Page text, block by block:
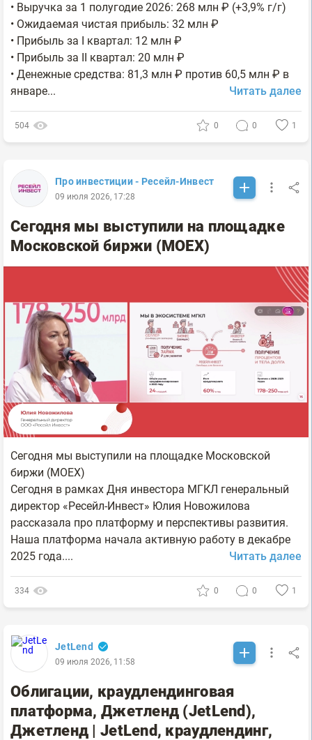
• Выручка за 1 полугодие 2026: 268 млн ₽ (+3,9% г/г)
• Ожидаемая чистая прибыль: 32 млн ₽
• Прибыль за I квартал: 12 млн ₽
• Прибыль за II квартал: 20 млн ₽
• Денежные средства: 81,3 млн ₽ против 60,5 млн ₽ в
январе...
Читать далее
504 0 0 1
Про инвестиции - Ресейл-Инвест
09 июля 2026, 17:28
Сегодня мы выступили на площадке
Московской биржи (МОЕХ)
Сегодня мы выступили на площадке Московской
биржи (МОЕХ)
Сегодня в рамках Дня инвестора МГКЛ генеральный
директор «Ресейл-Инвест» Юлия Новожилова
рассказала про платформу и перспективы развития.
Наша платформа начала активную работу в декабре
2025 года....
Читать далее
334 0 0 1
JetLend
09 июля 2026, 11:58
Облигации, краудлендинговая
платформа, Джетленд (JetLend),
Джетленд | JetLend, краудлендинг,